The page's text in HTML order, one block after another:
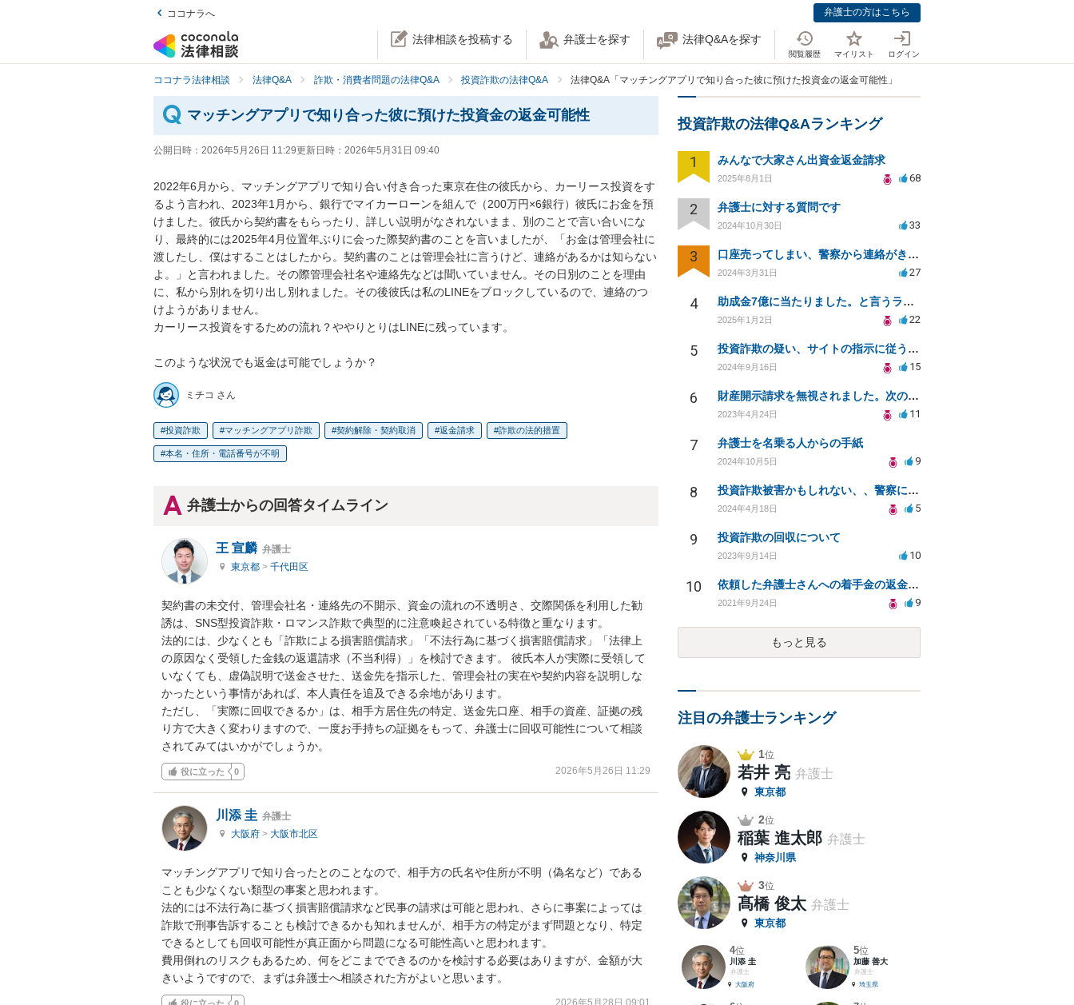
ココナラへ 弁護士の方はこちら
法律相談を投稿する 弁護士を探す 法律Q&Aを探す
閲覧履歴 マイリスト ログイン
ココナラ法律相談 法律Q&A 詐欺・消費者問題の法律Q&A 投資詐欺の法律Q&A 法律Q&A「マッチングアプリで知り合った彼に預けた投資金の返金可能性」
マッチングアプリで知り合った彼に預けた投資金の返金可能性
公開日時： 2026年5月26日 11:29更新日時： 2026年5月31日 09:40
2022年6月から、マッチングアプリで知り合い付き合った東京在住の彼氏から、カーリース投資をす
るよう言われ、2023年1月から、銀行でマイカーローンを組んで（200万円×6銀行）彼氏にお金を預
けました。彼氏から契約書をもらったり、詳しい説明がなされないまま、別のことで言い合いにな
り、最終的には2025年4月位置年ぶりに会った際契約書のことを言いましたが、「お金は管理会社に
渡したし、僕はすることはしたから。契約書のことは管理会社に言うけど、連絡があるかは知らない
よ。」と言われました。その際管理会社名や連絡先などは聞いていません。その日別のことを理由
に、私から別れを切り出し別れました。その後彼氏は私のLINEをブロックしているので、連絡のつ
けようがありません。
カーリース投資をするための流れ？ややりとりはLINEに残っています。
このような状況でも返金は可能でしょうか？
ミチコ さん
投資詐欺 マッチングアプリ詐欺 契約解除・契約取消 返金請求 詐欺の法的措置
本名・住所・電話番号が不明
弁護士からの回答タイムライン
王 宣麟 弁護士
東京都 > 千代田区
契約書の未交付、管理会社名・連絡先の不開示、資金の流れの不透明さ、交際関係を利用した勧
誘は、SNS型投資詐欺・ロマンス詐欺で典型的に注意喚起されている特徴と重なります。
法的には、少なくとも「詐欺による損害賠償請求」「不法行為に基づく損害賠償請求」「法律上
の原因なく受領した金銭の返還請求（不当利得）」を検討できます。 彼氏本人が実際に受領して
いなくても、虚偽説明で送金させた、送金先を指示した、管理会社の実在や契約内容を説明しな
かったという事情があれば、本人責任を追及できる余地があります。
ただし、「実際に回収できるか」は、相手方居住先の特定、送金先口座、相手の資産、証拠の残
り方で大きく変わりますので、一度お手持ちの証拠をもって、弁護士に回収可能性について相談
されてみてはいかがでしょうか。
役に立った 0 2026年5月26日 11:29
川添 圭 弁護士
大阪府 > 大阪市北区
マッチングアプリで知り合ったとのことなので、相手方の氏名や住所が不明（偽名など）である
ことも少なくない類型の事案と思われます。
法的には不法行為に基づく損害賠償請求など民事の請求は可能と思われ、さらに事案によっては
詐欺で刑事告訴することも検討できるかも知れませんが、相手方の特定がまず問題となり、特定
できるとしても回収可能性が真正面から問題になる可能性高いと思われます。
費用倒れのリスクもあるため、何をどこまでできるのかを検討する必要はありますが、金額が大
きいようですので、まずは弁護士へ相談された方がよいと思います。
役に立った 0 2026年5月28日 09:01
投資詐欺の法律Q&Aランキング
1 みんなで大家さん出資金返金請求
2025年8月1日 68
2 弁護士に対する質問です
2024年10月30日 33
3 口座売ってしまい、警察から連絡がきました。
2024年3月31日 27
4 助成金7億に当たりました。と言うラインがきた
2025年1月2日 22
5 投資詐欺の疑い、サイトの指示に従うべきか教えてください
2024年9月16日 15
6 財産開示請求を無視されました。次の手の相談
2023年4月24日 11
7 弁護士を名乗る人からの手紙
2024年10月5日 9
8 投資詐欺被害かもしれない、、警察に相談すべきか
2024年4月18日 5
9 投資詐欺の回収について
2023年9月14日 10
10 依頼した弁護士さんへの着手金の返金請求は可能ですか？
2021年9月24日 9
もっと見る
注目の弁護士ランキング
1位
若井 亮 弁護士
東京都
2位
稲葉 進太郎 弁護士
神奈川県
3位
髙橋 俊太 弁護士
東京都
4位
川添 圭
弁護士
大阪府
5位
加藤 善大
弁護士
埼玉県